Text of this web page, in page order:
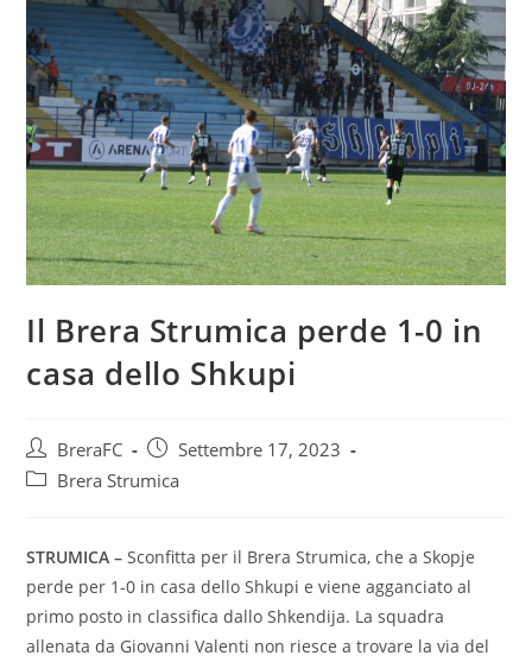
Il Brera Strumica perde 1-0 in
casa dello Shkupi
BreraFC
Settembre 17, 2023
Brera Strumica
STRUMICA – Sconfitta per il Brera Strumica, che a Skopje
perde per 1-0 in casa dello Shkupi e viene agganciato al
primo posto in classifica dallo Shkendija. La squadra
allenata da Giovanni Valenti non riesce a trovare la via del